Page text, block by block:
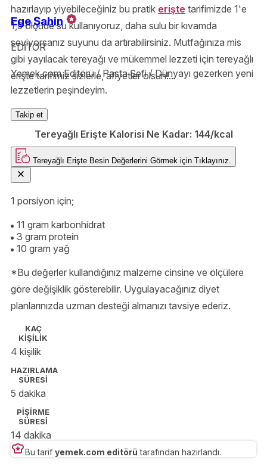
hazırlayıp yiyebileceğiniz bu pratik erişte tarifimizde 1'e
1,5 ölçüde su kullanıyoruz, daha sulu bir kıvamda
seviyorsanız suyunu da artırabilirsiniz. Mutfağınıza mis
gibi yayılacak tereyağı ve mükemmel lezzeti için tereyağlı
erişte tarifimiz sizlerle, afiyetler olsun!...
Ege Şahin
EDİTOR
Yemek.com Editörü / Pasta Şefi / Dünyayı gezerken yeni
lezzetlerin peşindeyim.
Takip et
Tereyağlı Erişte Kalorisi Ne Kadar: 144/kcal
Tereyağlı Erişte Besin Değerlerini Görmek için Tıklayınız.
1 porsiyon için;
11 gram karbonhidrat
3 gram protein
10 gram yağ
*Bu değerler kullandığınız malzeme cinsine ve ölçülere
göre değişiklik gösterebilir. Uygulayacağınız diyet
planlarınızda uzman desteği almanızı tavsiye ederiz.
KAÇ
KİŞİLİK
4 kişilik
HAZIRLAMA
SÜRESİ
5 dakika
PİŞİRME
SÜRESİ
14 dakika
Bu tarif yemek.com editörü tarafından hazırlandı.